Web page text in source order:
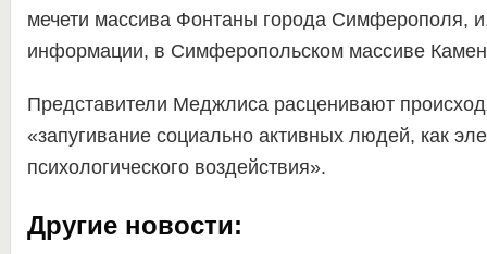
мечети массива Фонтаны города Симферополя,
информации, в Симферопольском массиве
Представители Меджлиса расценивают
«запугивание социально активных людей, как
психологического воздействия».
Другие новости: